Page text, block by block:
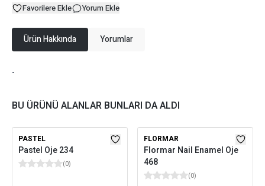
Favorilere Ekle Yorum Ekle
Ürün Hakkında Yorumlar
-
BU ÜRÜNÜ ALANLAR BUNLARI DA ALDI
PASTEL
Pastel Oje 234
(0)
FLORMAR
Flormar Nail Enamel Oje
468
(0)